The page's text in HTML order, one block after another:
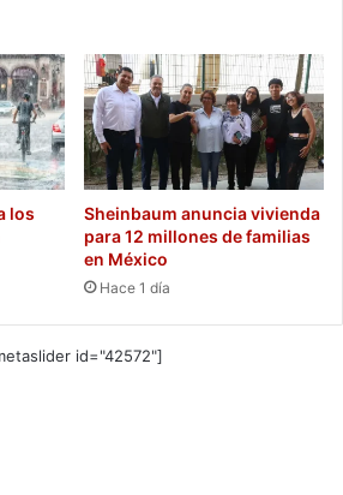
los
Sheinbaum anuncia vivienda
para 12 millones de familias
en México
Hace 1 día
id="42572"]